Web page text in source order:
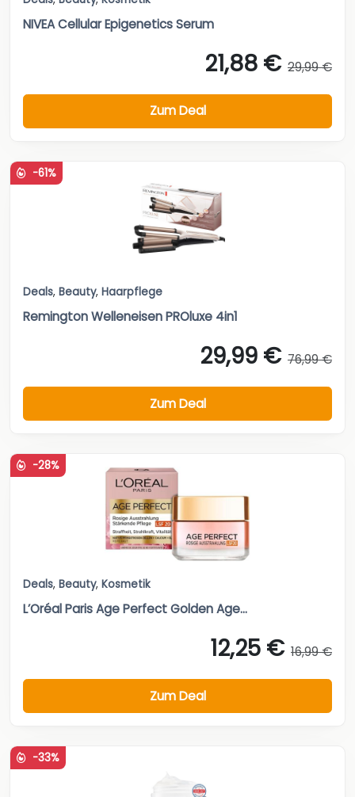
NIVEA Cellular Epigenetics Serum
21,88 € 29,99 €
Zum Deal
-61%
Deals, Beauty, Haarpflege
Remington Welleneisen PROluxe 4in1
29,99 € 76,99 €
Zum Deal
-28%
Deals, Beauty, Kosmetik
L’Oréal Paris Age Perfect Golden Age...
12,25 € 16,99 €
Zum Deal
-33%